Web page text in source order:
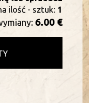
ilość - sztuk: 1
6.00 €